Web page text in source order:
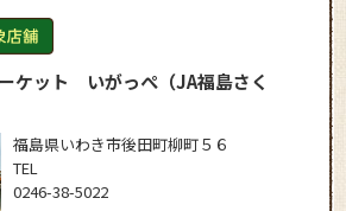
ケット いがっぺ（JA福島さく
福島県いわき市後田町柳町５６
TEL
0246-38-5022